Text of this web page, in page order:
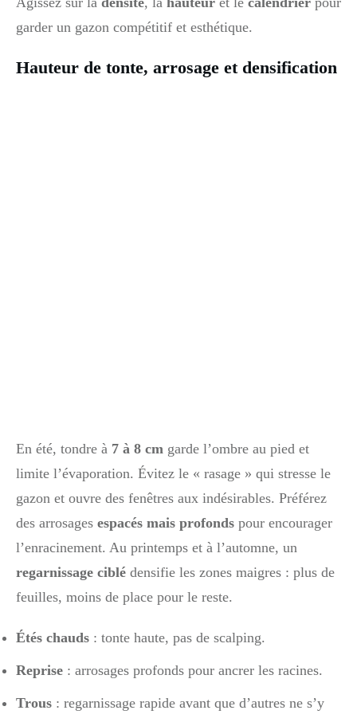
garder un gazon compétitif et esthétique.
Hauteur de tonte, arrosage et densification
En été, tondre à 7 à 8 cm garde l’ombre au pied et
limite l’évaporation. Évitez le « rasage » qui stresse le
gazon et ouvre des fenêtres aux indésirables. Préférez
des arrosages espacés mais profonds pour encourager
l’enracinement. Au printemps et à l’automne, un
regarnissage ciblé densifie les zones maigres : plus de
feuilles, moins de place pour le reste.
Étés chauds : tonte haute, pas de scalping.
Reprise : arrosages profonds pour ancrer les racines.
Trous : regarnissage rapide avant que d’autres ne s’y